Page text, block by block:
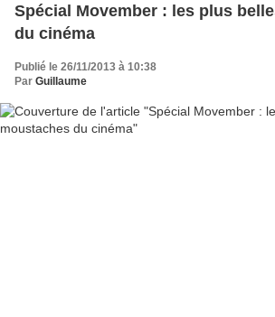
Spécial Movember : les plus
du cinéma
Publié le 26/11/2013 à 10:38
Par Guillaume